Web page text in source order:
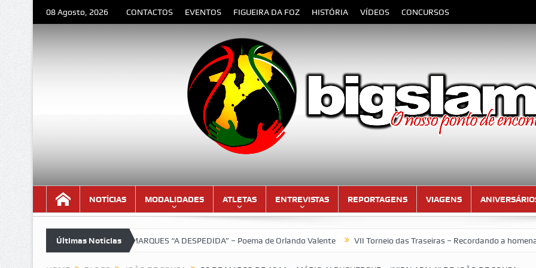
08 Agosto, 2026 CONTACTOS EVENTOS FIGUEIRA DA FOZ HISTÓRIA VÍDEOS CONCURSOS
NOTÍCIAS MODALIDADES ATLETAS ENTREVISTAS REPORTAGENS VIAGENS
Últimas Notícias
LOURENÇO MARQUES “A DESPEDIDA” – Poema de Orlando Valente VII Torneio das Traseiras – Recordando a homenagem ao “4